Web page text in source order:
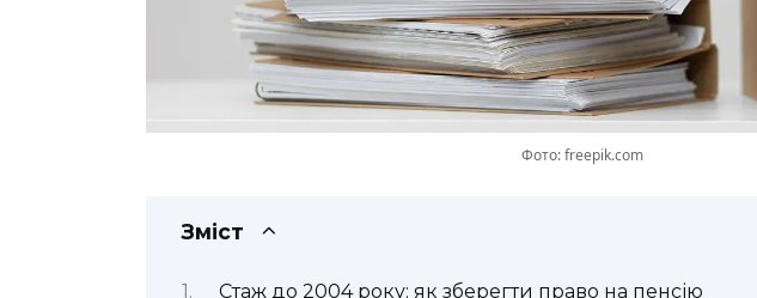
Фото: freepik.com
Зміст
Стаж до 2004 року: як зберегти право на пенсію